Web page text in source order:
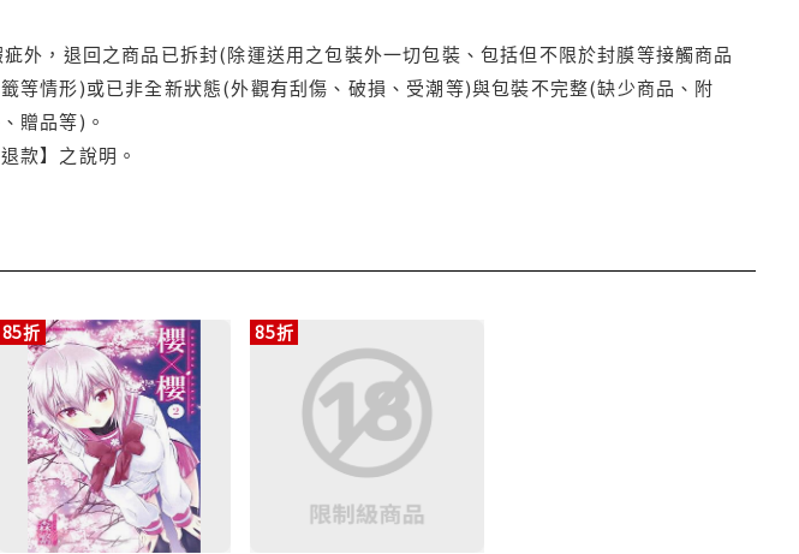
外，退回之商品已拆封(除運送用之包裝外一切包裝、包括但不限於封膜等接觸商品
等情形)或已非全新狀態(外觀有刮傷、破損、受潮等)與包裝不完整(缺少商品、附
贈品等)。
款】之說明。
85折 85折